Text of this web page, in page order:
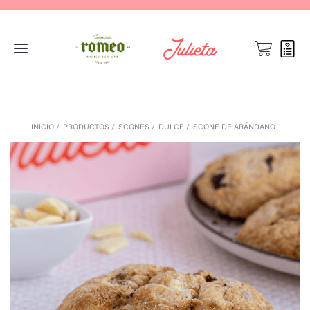
INICIO PRODUCTOS SCONES DULCE SCONE DE ARÁNDANO